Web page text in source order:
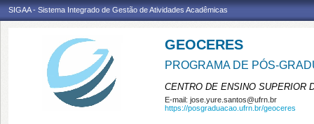
SIGAA - Sistema Integrado de Gestão de Atividades Acadêmicas
GEOCERES
PROGRAMA DE PÓS-
CENTRO DE ENSINO SUPERIOR
E-mail: jose.yure.santos@ufrn.br
https://posgraduacao.ufrn.br/geoceres